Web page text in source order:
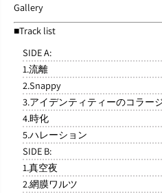
Gallery
■Track list
SIDE A:
1.流離
2.Snappy
3.アイデンティティーのコラー
4.時化
5.ハレーション
SIDE B:
1.真空夜
2.網膜ワルツ